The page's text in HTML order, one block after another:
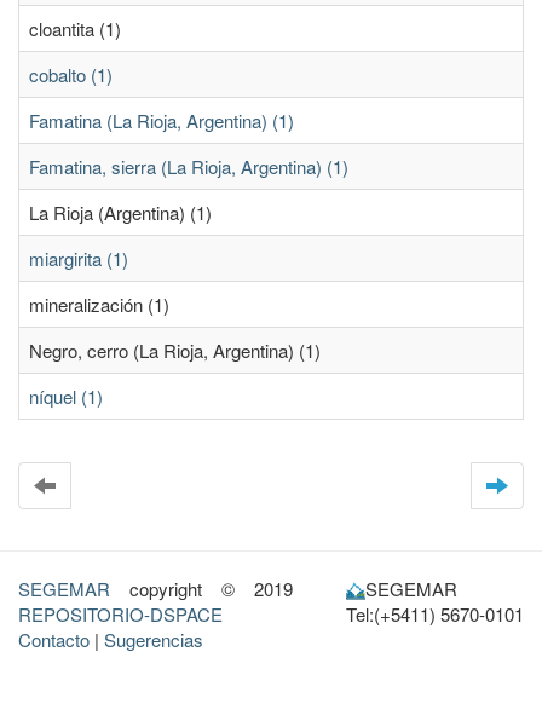
cloantita (1)
cobalto (1)
Famatina (La Rioja, Argentina) (1)
Famatina, sierra (La Rioja, Argentina) (1)
La Rioja (Argentina) (1)
miargirita (1)
mineralización (1)
Negro, cerro (La Rioja, Argentina) (1)
níquel (1)
SEGEMAR copyright © 2019
REPOSITORIO-DSPACE
Contacto | Sugerencias
SEGEMAR
Tel:(+5411) 5670-0101